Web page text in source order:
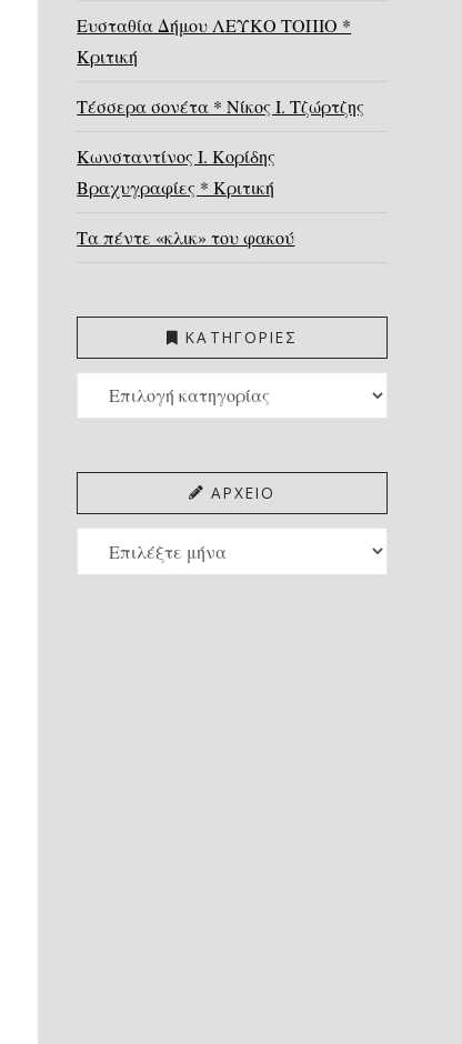
Ευσταθία Δήμου ΛΕΥΚΟ ΤΟΠΙΟ *
Κριτική
Τέσσερα σονέτα * Νίκος Ι. Τζώρτζης
Κωνσταντίνος Ι. Κορίδης
Βραχυγραφίες * Κριτική
Τα πέντε «κλικ» του φακού
ΚΑΤΗΓΟΡΙΕΣ
ΚΑΤΗΓΟΡΙΕΣ
ΑΡΧΕΙΟ
ΑΡΧΕΙΟ